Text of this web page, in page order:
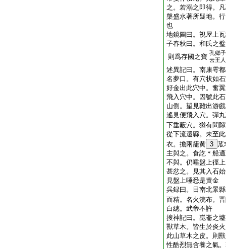
之。若溺之即得。
槃盛水著所疑地。
也
地鏡圖曰。視屋上
子春秋曰。和氏之
則爲存國之寶 孔郷
云王
述異記曰。南康雩
名夢口。有穴状如
好金出此穴中。奮
飛入穴中。因號此
山側。望見雞出游
遙見便飛入穴。彈
下垂蔽穴。猶有間
從下流還縣。未至
衣。擔兩籠黄 3 苽
主與之。食訖＊船
不與。仍唾盤上徑
甚忿之。見其入石
見盤上唾悉是黄金
呉録曰。日南北景
而精。名火浣布。
白繐。武帝不許
搜神記曰。崑崙之
獸草木。皆生於炎
此山草木之皮。則
性酷烈無含養之氣